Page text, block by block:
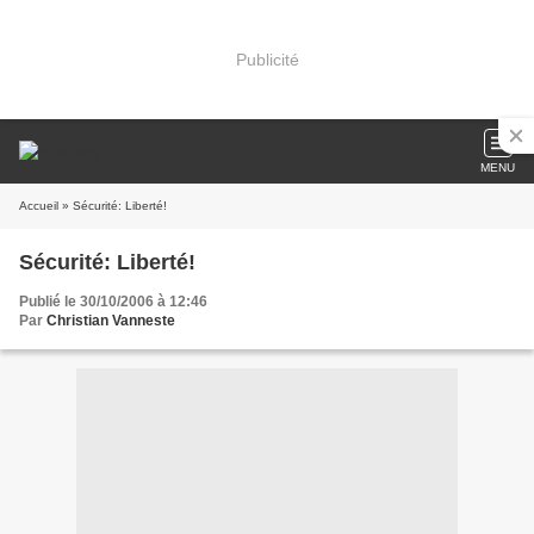
Publicité
MENU
Accueil » Sécurité: Liberté!
Sécurité: Liberté!
Publié le 30/10/2006 à 12:46
Par Christian Vanneste